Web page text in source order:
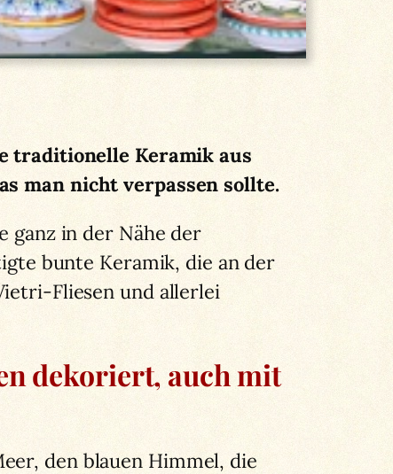
traditionelle Keramik aus
man nicht verpassen sollte.
in der Nähe der
bunte Keramik, die an der
Fliesen und allerlei
dekoriert, auch mit
den blauen Himmel, die